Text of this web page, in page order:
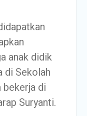
anak didik
di Sekolah
bekerja di
Suryanti.